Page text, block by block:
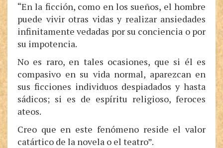
“En la ficción, como en los sueños, el hombre
puede vivir otras vidas y realizar ansiedades
infinitamente vedadas por su conciencia o por
su impotencia.
No es raro, en tales ocasiones, que si él es
compasivo en su vida normal, aparezcan en
sus ficciones individuos despiadados y hasta
sádicos; si es de espíritu religioso, feroces
ateos.
Creo que en este fenómeno reside el valor
catártico de la novela o el teatro”.